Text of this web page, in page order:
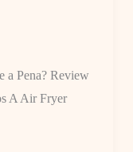
a Pena? Review
A Air Fryer